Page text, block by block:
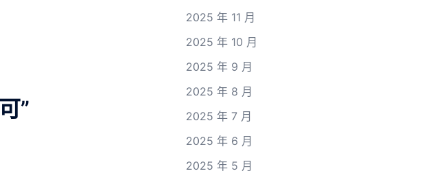
”
2025 年 11 月
2025 年 10 月
2025 年 9 月
2025 年 8 月
2025 年 7 月
2025 年 6 月
2025 年 5 月